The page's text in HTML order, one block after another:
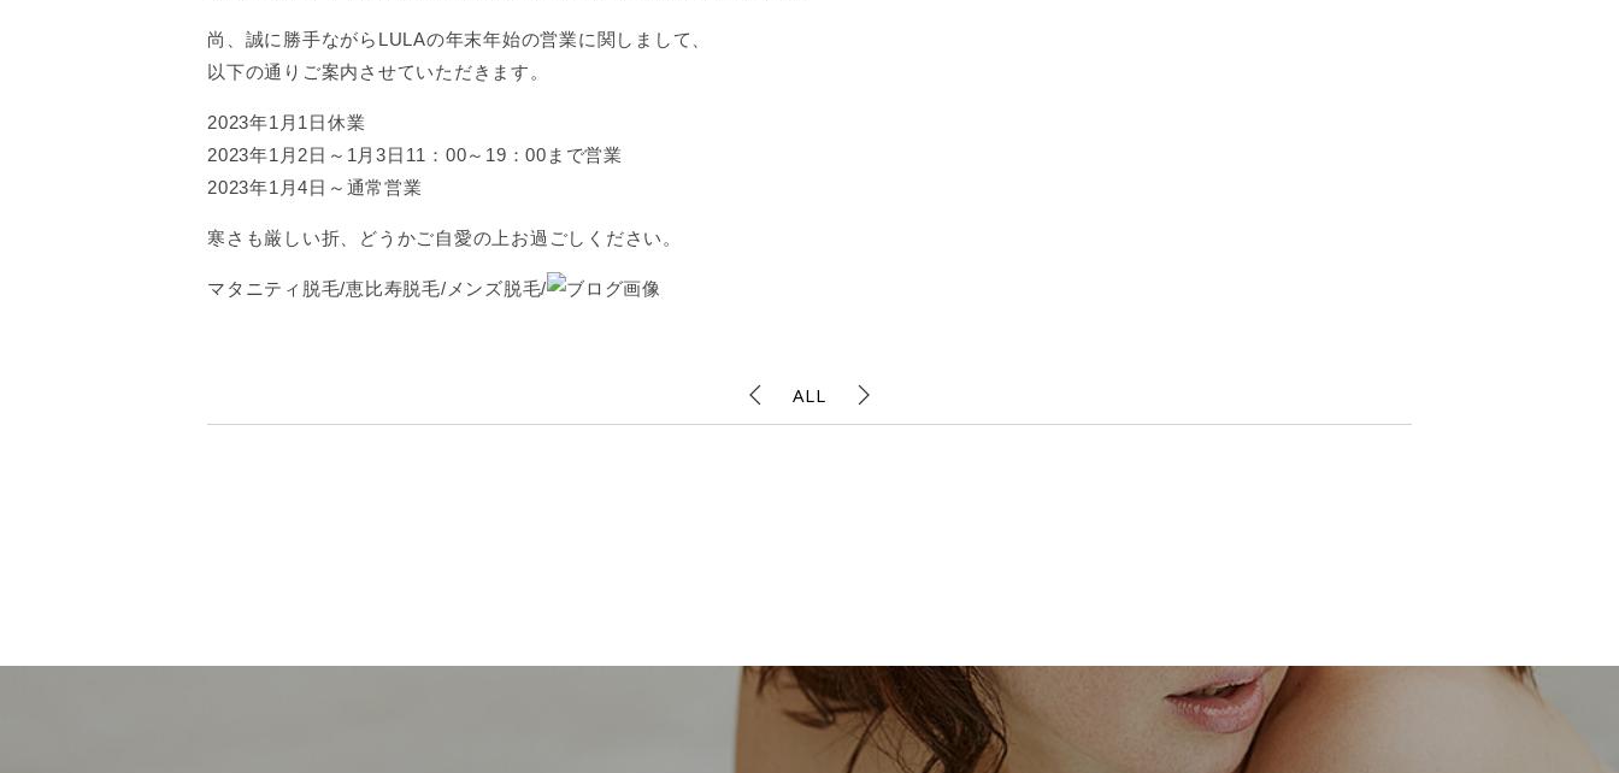
尚、誠に勝手ながらLULAの年末年始の営業に関しまして、
以下の通りご案内させていただきます。
2023年1月1日休業
2023年1月2日～1月3日11：00～19：00まで営業
2023年1月4日～通常営業
寒さも厳しい折、どうかご自愛の上お過ごしください。
マタニティ脱毛/恵比寿脱毛/メンズ脱毛/
ALL